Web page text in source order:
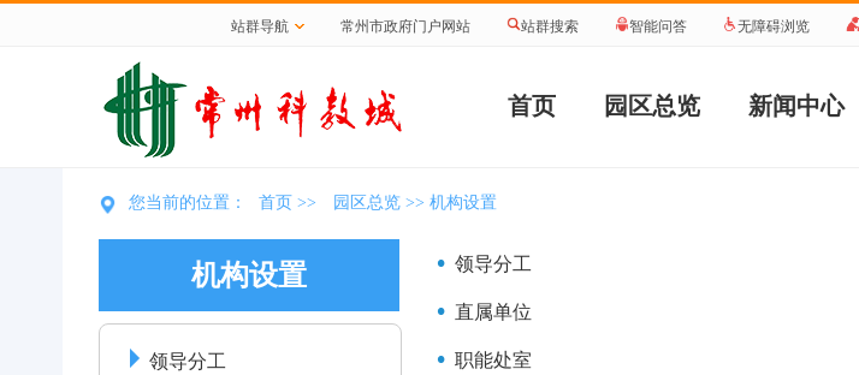
站群导航 常州市政府门户网站 站群搜索 智能问答 无障碍浏览
首页 园区总览 新闻中心
您当前的位置： 首页 >> 园区总览 >> 机构设置
机构设置
领导分工
领导分工
直属单位
职能处室